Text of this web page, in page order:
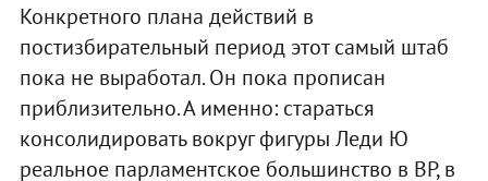
Конкретного плана действий в
постизбирательный период этот самый штаб
пока не выработал. Он пока прописан
приблизительно. А именно: стараться
консолидировать вокруг фигуры Леди Ю
реальное парламентское большинство в ВР, в